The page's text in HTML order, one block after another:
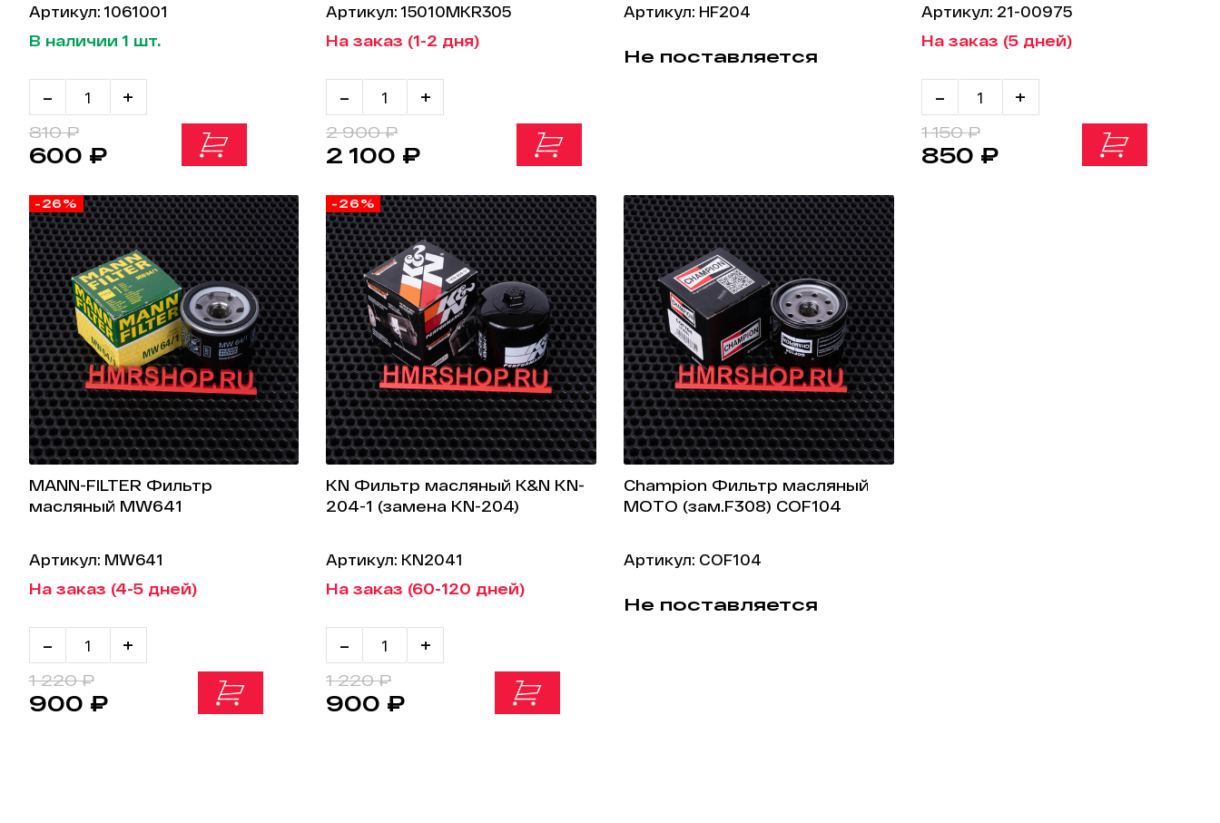
Артикул: 1061001
В наличии 1 шт.
- +
600 ₽
810 ₽
Артикул: 15010MKR305
На заказ (1-2 дня)
- +
2 100 ₽
2 900 ₽
Артикул: HF204
Не поставляется
Артикул: 21-00975
На заказ (5 дней)
- +
850 ₽
1 150 ₽
-26%
MANN-FILTER Фильтр
масляный MW641
Артикул: MW641
На заказ (4-5 дней)
- +
900 ₽
1 220 ₽
-26%
KN Фильтр масляный K&N KN-
204-1 (замена KN-204)
Артикул: KN2041
На заказ (60-120 дней)
- +
900 ₽
1 220 ₽
Champion Фильтр масляный
МОТО (зам.F308) COF104
Артикул: COF104
Не поставляется